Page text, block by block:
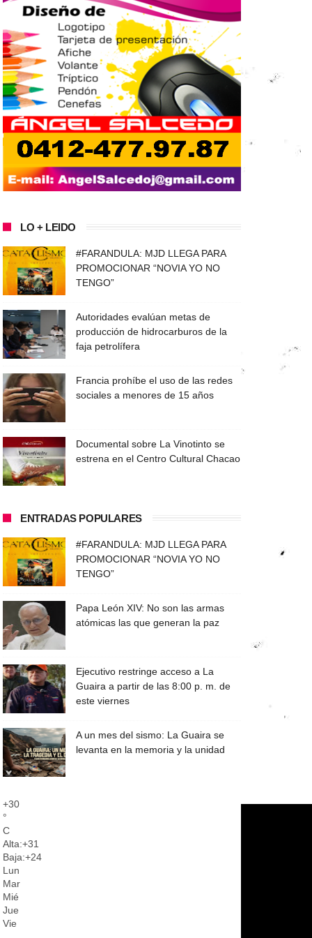
LO + LEIDO
#FARANDULA: MJD LLEGA PARA
PROMOCIONAR “NOVIA YO NO
TENGO”
Autoridades evalúan metas de
producción de hidrocarburos de la
faja petrolífera
Francia prohíbe el uso de las redes
sociales a menores de 15 años
Documental sobre La Vinotinto se
estrena en el Centro Cultural Chacao
ENTRADAS POPULARES
#FARANDULA: MJD LLEGA PARA
PROMOCIONAR “NOVIA YO NO
TENGO”
Papa León XIV: No son las armas
atómicas las que generan la paz
Ejecutivo restringe acceso a La
Guaira a partir de las 8:00 p. m. de
este viernes
A un mes del sismo: La Guaira se
levanta en la memoria y la unidad
+30
°
C
Alta:+31
Baja:+24
Lun
Mar
Mié
Jue
Vie